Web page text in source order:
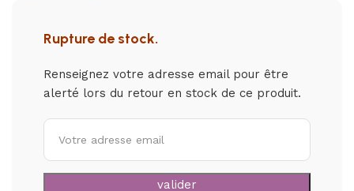
Rupture de stock.
Renseignez votre adresse email pour être
alerté lors du retour en stock de ce produit.